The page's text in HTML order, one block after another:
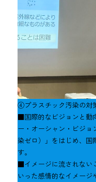
④プラスチック汚染の対
■国際的なビジョンと動
ー・オーシャン・ビジョ
染ゼロ）」をはじめ、国
す。
■イメージに流されない
いった感情的なイメー